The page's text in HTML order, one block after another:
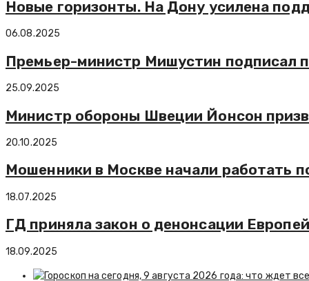
Новые горизонты. На Дону усилена
06.08.2025
Премьер-министр Мишустин подписал
25.09.2025
Министр обороны Швеции Йонсон
20.10.2025
Мошенники в Москве начали работать
18.07.2025
ГД приняла закон о денонсации
18.09.2025